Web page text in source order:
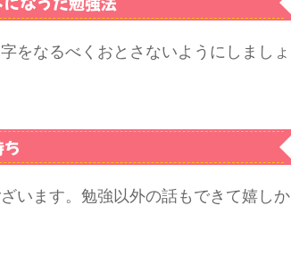
をなるべくおとさないようにしましょ
います。勉強以外の話もできて嬉しか